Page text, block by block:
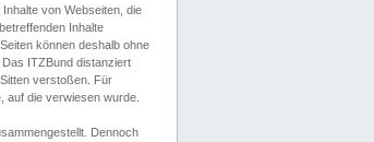
von Webseiten, die
Inhalte
können deshalb ohne
ITZBund distanziert
verstoßen. Für
auf die verwiesen wurde.
Dennoch